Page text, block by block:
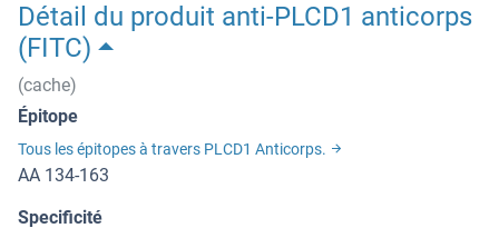
Détail du produit anti-PLCD1 anticorps
(FITC)
(cache)
Épitope
Tous les épitopes à travers PLCD1 Anticorps.
AA 134-163
Specificité